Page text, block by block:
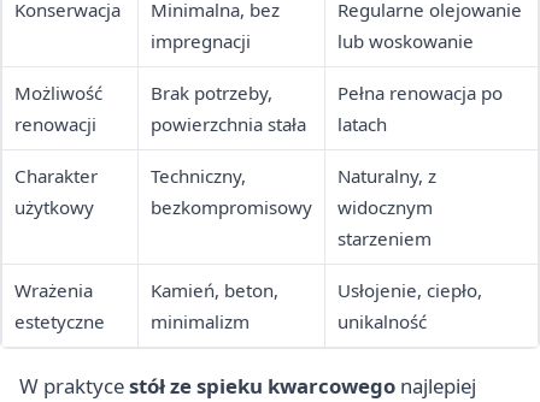
Konserwacja
Minimalna, bez
impregnacji
Regularne olejowanie
lub woskowanie
Możliwość
renowacji
Brak potrzeby,
powierzchnia stała
Pełna renowacja po
latach
Charakter
użytkowy
Techniczny,
bezkompromisowy
Naturalny, z
widocznym
starzeniem
Wrażenia
estetyczne
Kamień, beton,
minimalizm
Usłojenie, ciepło,
unikalność
W praktycestół ze spieku kwarcowego najlepiej